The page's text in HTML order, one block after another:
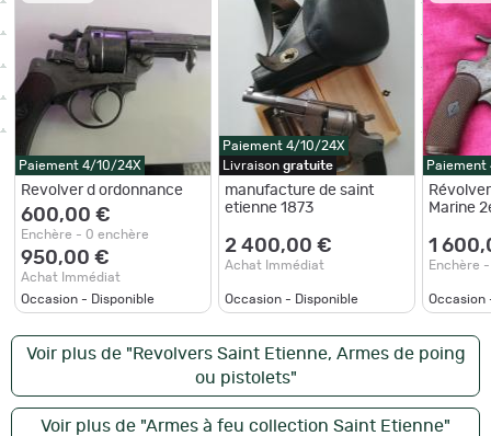
Paiement 4/10/24X
Revolver d ordonnance
600,00 €
Enchère - 0 enchère
950,00 €
Achat Immédiat
Occasion - Disponible
Paiement 4/10/24X
Livraison gratuite
manufacture de saint
etienne 1873
2 400,00 €
Achat Immédiat
Occasion - Disponible
Marine
1
Enchère
Occasion
Voir plus de "Revolvers Saint Etienne, Armes de poing
ou pistolets"
Voir plus de "Armes à feu collection Saint Etienne"